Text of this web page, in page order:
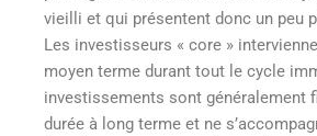
vieilli et qui présentent donc un peu
Les investisseurs « core »
moyen terme durant tout le cycle
investissements sont généralement
durée à long terme et ne